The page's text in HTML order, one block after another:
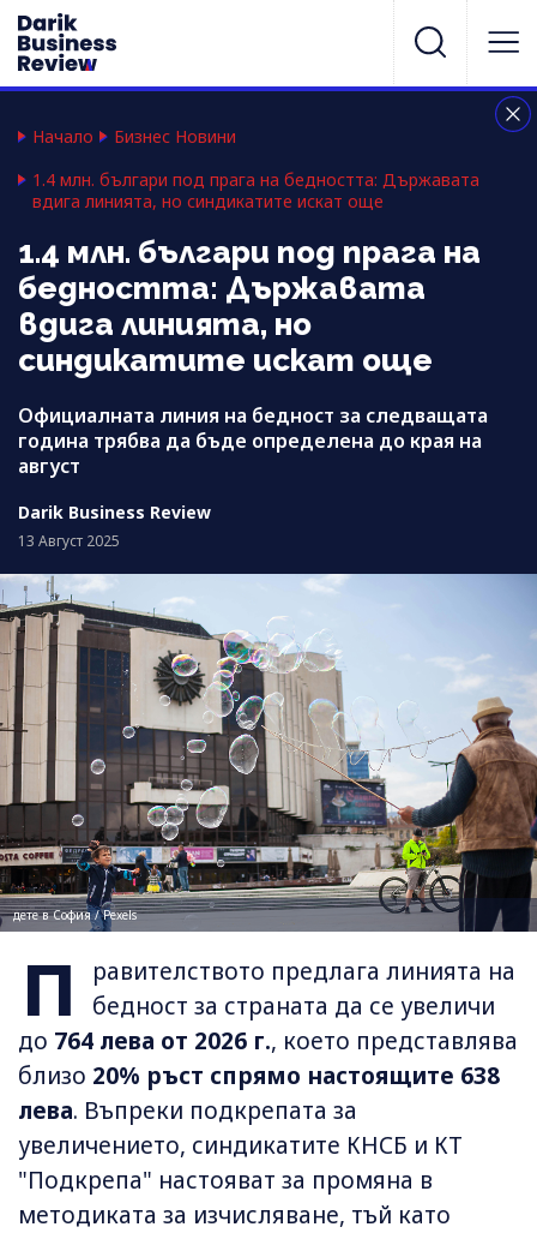
Начало
Бизнес Новини
1.4 млн. българи под прага на бедността: Държавата
вдига линията, но синдикатите искат още
1.4 млн. българи под прага на
бедността: Държавата
вдига линията, но
синдикатите искат още
Официалната линия на бедност за следващата
година трябва да бъде определена до края на
август
Darik Business Review
13 Август 2025
дете в София / Pexels
П
равителството предлага линията на
бедност за страната да се увеличи
до 764 лева от 2026 г., което представлява
близо 20% ръст спрямо настоящите 638
лева. Въпреки подкрепата за
увеличението, синдикатите КНСБ и КТ
"Подкрепа" настояват за промяна в
методиката за изчисляване, тъй като